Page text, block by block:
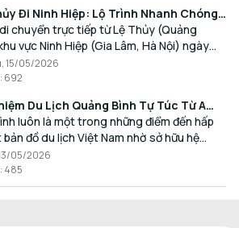
Đi Ninh Hiệp: Lộ Trình Nhanh Chóng,
Nơi
chuyển trực tiếp từ Lệ Thủy (Quảng
vực Ninh Hiệp (Gia Lâm, Hà Nội) ngày
đặc biệt đối với các hành khách có
thương, kinh doanh và mua sắm.
15/05/2026
: 692
Du Lịch Quảng Bình Tự Túc Từ A
Tiết Nhất
luôn là một trong những điểm đến hấp
đồ du lịch Việt Nam nhờ sở hữu hệ
động kỳ vĩ, những bãi biển hoang sơ và
đậm đà bản sắc.
05/2026
: 485